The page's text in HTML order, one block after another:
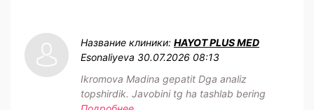
Название клиники: HAYOT PLUS MED
Esonaliyeva 30.07.2026 08:13
Ikromova Madina gepatit Dga analiz
topshirdik. Javobini tg ha tashlab bering